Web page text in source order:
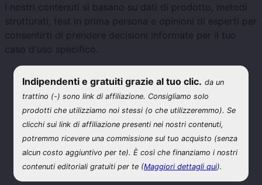
I nostri contenuti si basano su dati di prodotto, metodi
strutturati, test in prima persona e opinioni di esperti per
consentirti di prendere decisioni informate per il tuo
caso d'uso specifico.
Indipendenti e gratuiti grazie al tuo clic. da un
trattino (-) sono link di affiliazione. Consigliamo solo
prodotti che utilizziamo noi stessi (o che utilizzeremmo). Se
clicchi sui link di affiliazione presenti nei nostri contenuti,
potremmo ricevere una commissione sul tuo acquisto (senza
alcun costo aggiuntivo per te). È così che finanziamo i nostri
contenuti editoriali gratuiti per te (Maggiori dettagli qui).